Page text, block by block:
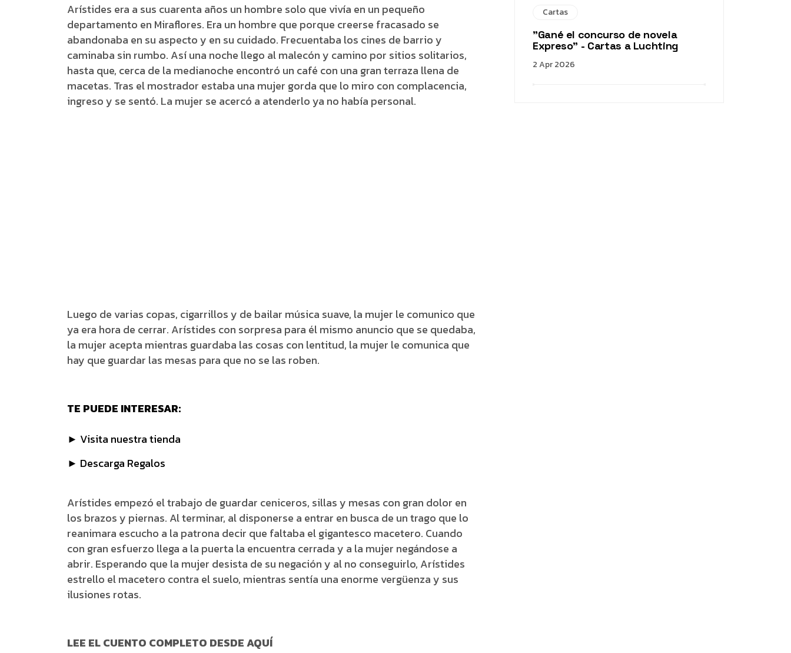
Arístides era a sus cuarenta años un hombre solo que vivía en un pequeño
departamento en Miraflores. Era un hombre que porque creerse fracasado se
abandonaba en su aspecto y en su cuidado. Frecuentaba los cines de barrio y
caminaba sin rumbo. Así una noche llego al malecón y camino por sitios solitarios,
hasta que, cerca de la medianoche encontró un café con una gran terraza llena de
macetas. Tras el mostrador estaba una mujer gorda que lo miro con complacencia,
ingreso y se sentó. La mujer se acercó a atenderlo ya no había personal.
Luego de varias copas, cigarrillos y de bailar música suave, la mujer le comunico que
ya era hora de cerrar. Arístides con sorpresa para él mismo anuncio que se quedaba,
la mujer acepta mientras guardaba las cosas con lentitud, la mujer le comunica que
hay que guardar las mesas para que no se las roben.
TE PUEDE INTERESAR:
► Visita nuestra tienda
► Descarga Regalos
Arístides empezó el trabajo de guardar ceniceros, sillas y mesas con gran dolor en
los brazos y piernas. Al terminar, al disponerse a entrar en busca de un trago que lo
reanimara escucho a la patrona decir que faltaba el gigantesco macetero. Cuando
con gran esfuerzo llega a la puerta la encuentra cerrada y a la mujer negándose a
abrir. Esperando que la mujer desista de su negación y al no conseguirlo, Arístides
estrello el macetero contra el suelo, mientras sentía una enorme vergüenza y sus
ilusiones rotas.
LEE EL CUENTO COMPLETO DESDE AQUÍ
Cartas
"Gané el concurso de novela
Expreso" - Cartas a Luchting
2 Apr 2026